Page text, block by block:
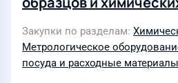
лаборатории ООО
2026 году
Закупки по разделам
Метрологическое
посуда и расходные материалы